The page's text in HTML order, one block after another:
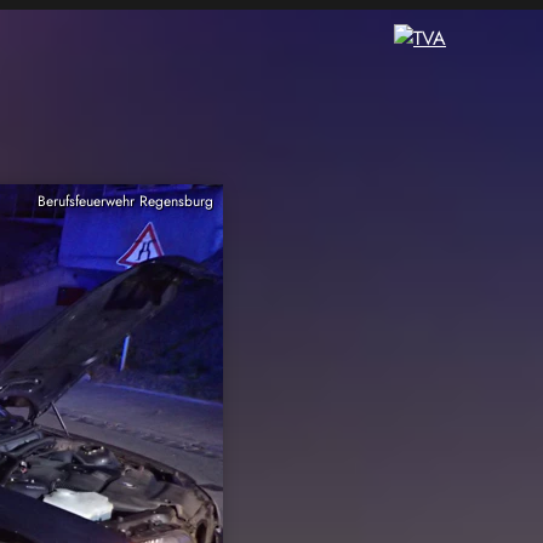
Berufsfeuerwehr Regensburg